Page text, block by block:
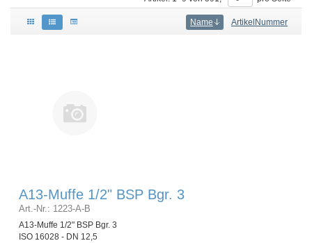
Name ArtikelNummer
A13-Muffe 1/2" BSP Bgr. 3
Art.-Nr.: 1223-A-B
A13-Muffe 1/2" BSP Bgr. 3
ISO 16028 - DN 12,5